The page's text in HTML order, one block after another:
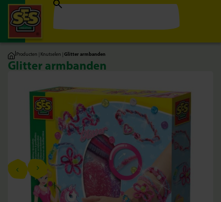
|Producten | Knutselen |Glitter armbanden
Glitter armbanden